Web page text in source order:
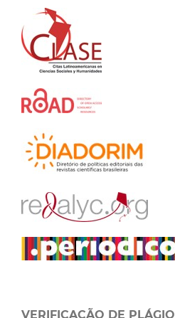
VERIFICAÇÃO DE PLÁGIO